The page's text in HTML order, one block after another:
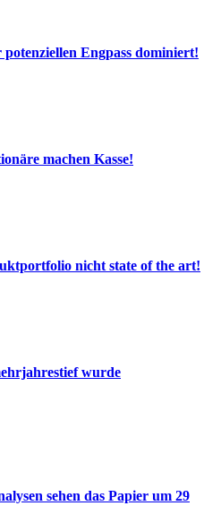
Engpass dominiert!
machen Kasse!
nicht state of the art!
wurde
sehen das Papier um 29